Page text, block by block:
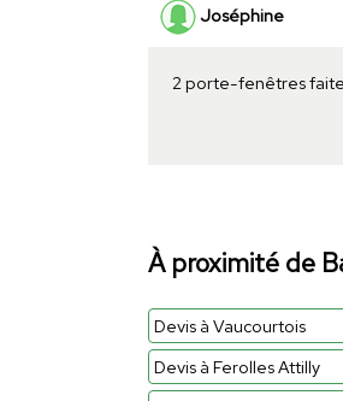
Joséphine
2 porte-fenêtres
À proximité de
Devis à Vaucourtois
Devis à Ferolles Attilly